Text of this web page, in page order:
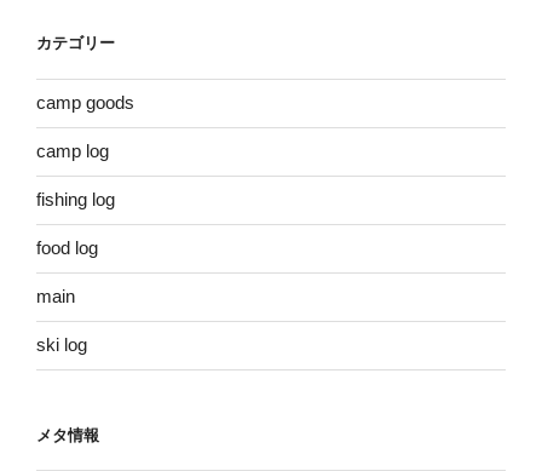
カテゴリー
camp goods
camp log
fishing log
food log
main
ski log
メタ情報